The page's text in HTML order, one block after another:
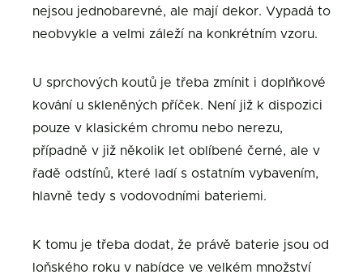
nejsou jednobarevné, ale mají dekor. Vypadá to
neobvykle a velmi záleží na konkrétním vzoru.
U sprchových koutů je třeba zmínit i doplňkové
kování u skleněných příček. Není již k dispozici
pouze v klasickém chromu nebo nerezu,
případně v již několik let oblíbené černé, ale v
řadě odstínů, které ladí s ostatním vybavením,
hlavně tedy s vodovodními bateriemi.
K tomu je třeba dodat, že právě baterie jsou od
loňského roku v nabídce ve velkém množství